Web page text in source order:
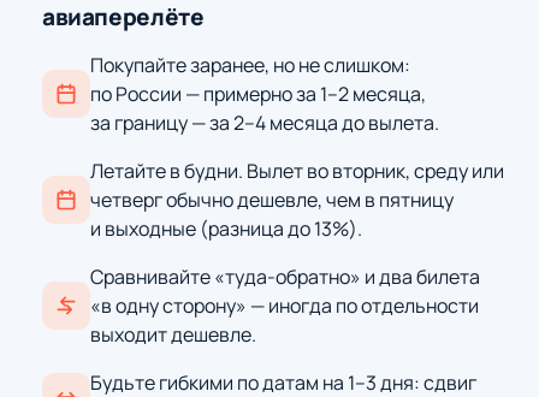
авиаперелёте
Покупайте заранее, но не слишком:
по России — примерно за 1–2 месяца,
за границу — за 2–4 месяца до вылета.
Летайте в будни. Вылет во вторник, среду или
четверг обычно дешевле, чем в пятницу
и выходные (разница до 13%).
Сравнивайте «туда-обратно» и два билета
«в одну сторону» — иногда по отдельности
выходит дешевле.
Будьте гибкими по датам на 1–3 дня: сдвиг